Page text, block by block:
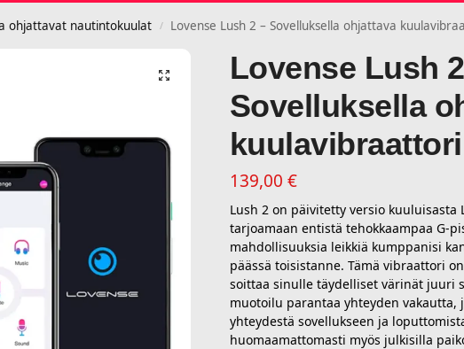
ohjattavat nautintokuulat / Lovense Lush 2 – Sovelluksella ohjattava
Lovense Lush
Sovelluksella
kuulavibraattori
139,00 €
Lush 2 on päivitetty versio
tarjoamaan entistä tehokkaampaa G-
mahdollisuuksia leikkiä kumppanisi
päässä toisistanne. Tämä vibraattori
soittaa sinulle täydelliset värinät juuri
muotoilu parantaa yhteyden
yhteydestä sovellukseen ja
huomaamattomasti myös julkisilla